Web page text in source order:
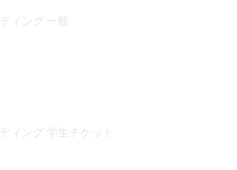
ィング 一般
ィング 学生チケット